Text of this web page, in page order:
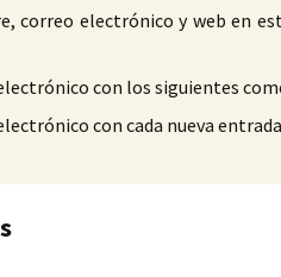
correo electrónico y web en
con los siguientes
con cada nueva